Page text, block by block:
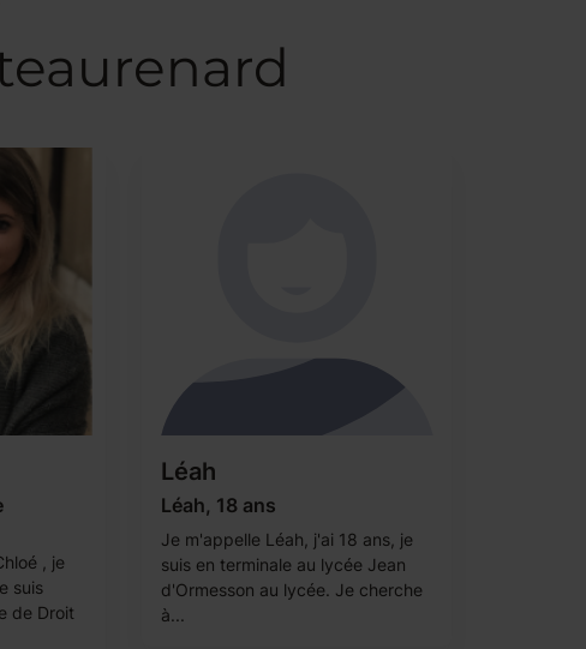
, je
suis
de Droit
Léah
Léah, 18 ans
Je m'appelle Léah, j'ai 18 ans, je
suis en terminale au lycée Jean
d'Ormesson au lycée. Je cherche
à...